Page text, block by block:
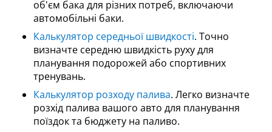
об'єм бака для різних потреб, включаючи
автомобільні баки.
Калькулятор середньої швидкості. Точно
визначте середню швидкість руху для
планування подорожей або спортивних
тренувань.
Калькулятор розходу палива. Легко визначте
розхід палива вашого авто для планування
поїздок та бюджету на паливо.